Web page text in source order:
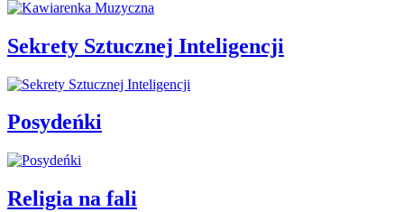
Sekrety Sztucznej Inteligencji
Posydeńki
Religia na fali